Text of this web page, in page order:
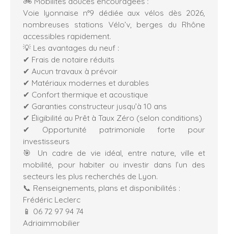
Voie lyonnaise n°9 dédiée aux vélos dès 2026,
nombreuses stations Vélo’v, berges du Rhône
accessibles rapidement.
💡 Les avantages du neuf :
✔ Frais de notaire réduits
✔ Aucun travaux à prévoir
✔ Matériaux modernes et durables
✔ Confort thermique et acoustique
✔ Garanties constructeur jusqu’à 10 ans
✔ Éligibilité au Prêt à Taux Zéro (selon conditions)
✔ Opportunité patrimoniale forte pour
investisseurs
🎯 Un cadre de vie idéal, entre nature, ville et
mobilité, pour habiter ou investir dans l’un des
secteurs les plus recherchés de Lyon.
📞 Renseignements, plans et disponibilités :
Frédéric Leclerc
📱 06 72 97 94 74
Adriaimmobilier